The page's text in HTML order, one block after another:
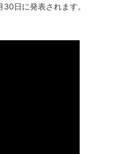
日に発表されます。